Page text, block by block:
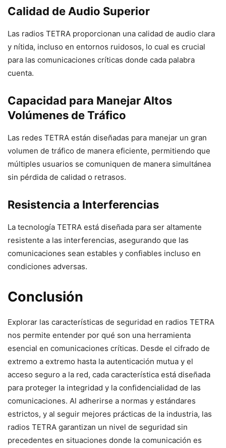
Calidad de Audio Superior
Las radios TETRA proporcionan una calidad de audio clara
y nítida, incluso en entornos ruidosos, lo cual es crucial
para las comunicaciones críticas donde cada palabra
cuenta.
Capacidad para Manejar Altos
Volúmenes de Tráfico
Las redes TETRA están diseñadas para manejar un gran
volumen de tráfico de manera eficiente, permitiendo que
múltiples usuarios se comuniquen de manera simultánea
sin pérdida de calidad o retrasos.
Resistencia a Interferencias
La tecnología TETRA está diseñada para ser altamente
resistente a las interferencias, asegurando que las
comunicaciones sean estables y confiables incluso en
condiciones adversas.
Conclusión
Explorar las características de seguridad en radios TETRA
nos permite entender por qué son una herramienta
esencial en comunicaciones críticas. Desde el cifrado de
extremo a extremo hasta la autenticación mutua y el
acceso seguro a la red, cada característica está diseñada
para proteger la integridad y la confidencialidad de las
comunicaciones. Al adherirse a normas y estándares
estrictos, y al seguir mejores prácticas de la industria, las
radios TETRA garantizan un nivel de seguridad sin
precedentes en situaciones donde la comunicación es